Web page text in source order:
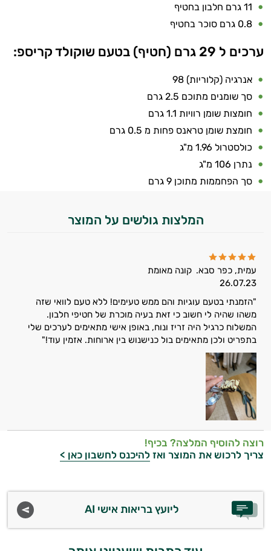
במשקל
אמינו
רטבים
ממרחים
ומזון
הנמכרים
אבקות
חלבון
פאמפ
העלאת
אנרגיה
פעילות
טבעוניים
אביזרי
11 גרם חלבון בחטיף
0.8 גרם סוכר בחטיף
ערכים ל 29 גרם (חטיף) בטעם שוקולד קריספ:
אנרגיה (קלוריות) 98
סך שומנים מתוכם 2.5 גרם
חומצות שומן רוויות 1.1 גרם
חומצת שומן טראנס פחות מ 0.5 גרם
כולסטרול 1.96 מ"ג
נתרן 106 מ"ג
סך הפחממות מתוכן 9 גרם
המלצות גולשים על המוצר
עמית, כפר סבא. קונה מאומת
26.07.23
"הזמנתי בטעם עוגיות והם ממש טעימים! ללא טעם לוואי שזה
משהו שהיה לי חשוב כי זאת בעיה מוכרת של חטיפי חלבון.
המשלוח כרגיל היה זריז ונוח, באופן אישי מתאימים לערכים שלי
בתפריט ולכן מתאימים בול כנישנוש בין ארוחות. אזמין עוד!"
רוצה להוסיף המלצה? בכיף!
צריך לרכוש את המוצר ואז להיכנס לחשבון כאן >
ליועץ בריאות אישי AI